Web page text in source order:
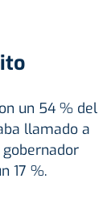
un 54 % del
llamado a
17 %.